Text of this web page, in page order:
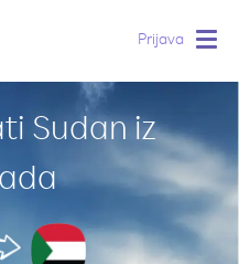
Prijava
Sudan iz